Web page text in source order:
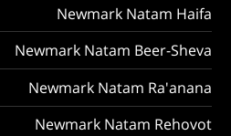
Newmark Natam Haifa
Newmark Natam Beer-Sheva
Newmark Natam Ra'anana
Newmark Natam Rehovot